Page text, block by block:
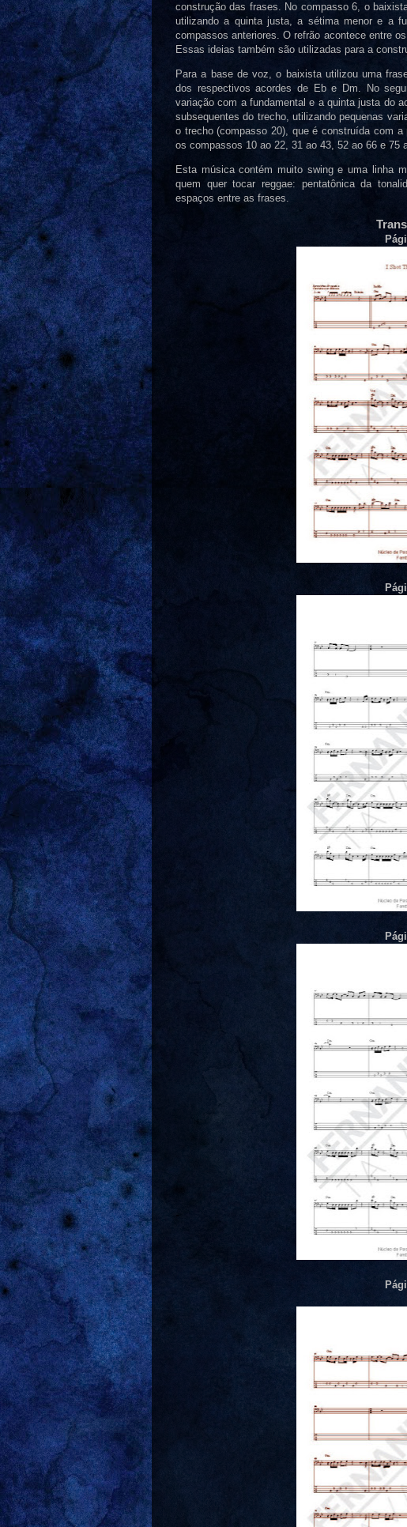
construção das frases. No compasso 6, o
utilizando a quinta justa, a sétima menor e a
compassos anteriores. O refrão acontece entre
Essas ideias também são utilizadas para a
Para a base de voz, o baixista utilizou uma
dos respectivos acordes de Eb e Dm. No
variação com a fundamental e a quinta justa do
subsequentes do trecho, utilizando pequenas
o trecho (compasso 20), que é construída com
os compassos 10 ao 22, 31 ao 43, 52 ao 66 e 75
Esta música contém muito swing e uma linha
quem quer tocar reggae: pentatônica da
espaços entre as frases.